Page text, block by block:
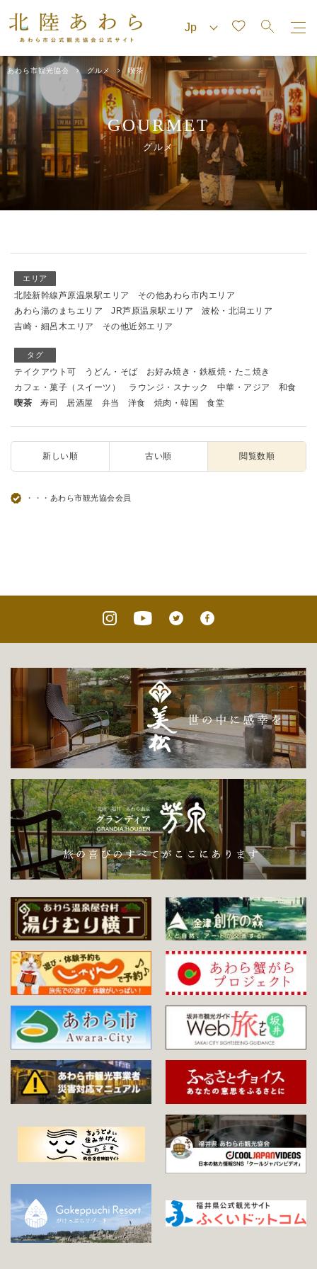
あわら市観光協会 グルメ 喫茶
GOURMET
グルメ
エリア
北陸新幹線芦原温泉駅エリア
その他あわら市内エリア
あわら湯のまちエリア
JR芦原温泉駅エリア
波松・北潟エリア
吉崎・細呂木エリア
その他近郊エリア
タグ
テイクアウト可 うどん・そば
お好み焼き・鉄板焼・たこ焼き
カフェ・菓子（スイーツ）
ラウンジ・スナック 中華・アジア
和食
喫茶
寿司 居酒屋 弁当 洋食 焼肉・韓国 食堂
新しい順 古い順 閲覧数順
・・・あわら市観光協会会員